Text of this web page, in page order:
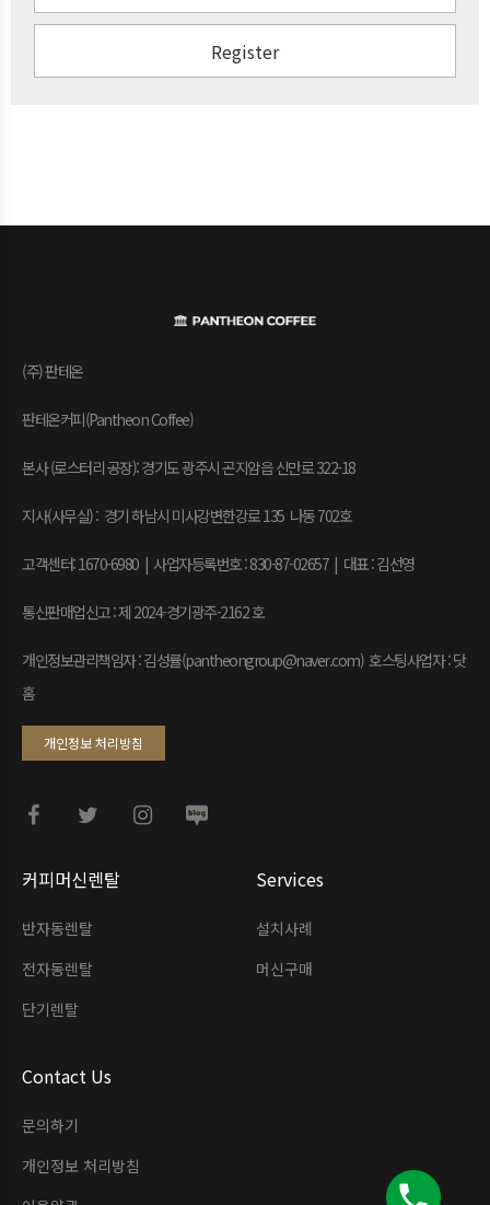
Register
커피머신렌탈
반자동렌탈
전자동렌탈
단기렌탈
Services
설치사례
머신구매
Contact Us
문의하기
개인정보 처리방침
(주) 판테온
판테온커피(Pantheon Coffee)
본사 (로스터리 공장): 경기도 광주시 곤지암읍 신만로 322-18
지사(사무실) : 경기 하남시 미사강변한강로 135 나동 702호
고객센터: 1670-6980 | 사업자등록번호 : 830-87-02657 | 대표 : 김선영
통신판매업신고 : 제 2024-경기광주-2162 호
개인정보관리책임자 : 김성률(pantheongroup@naver.com) 호스팅사업자 : 닷
홈
개인정보 처리방침